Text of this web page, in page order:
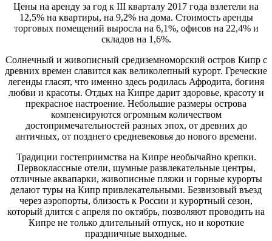
Цены на аренду за год к III кварталу 2017 года взлетели на
12,5% на квартиры, на 9,2% на дома. Стоимость аренды
торговых помещений выросла на 6,1%, офисов на 22,4% и
складов на 1,6%.
Солнечный и живописный средиземноморский остров Кипр с
древних времен славится как великолепный курорт. Греческие
легенды гласят, что именно здесь родилась Афродита, богиня
любви и красоты. Отдых на Кипре дарит здоровье, красоту и
прекрасное настроение. Небольшие размеры острова
компенсируются огромным количеством
достопримечательностей разных эпох, от древних до
античных, от позднего средневековья до нового времени.
Традиции гостеприимства на Кипре необычайно крепки.
Первоклассные отели, шумные развлекательные центры,
отличные аквапарки, живописные пляжи и горные курорты
делают туры на Кипр привлекательными. Безвизовый въезд
через аэропорты, близость к России и курортный сезон,
который длится с апреля по октябрь, позволяют проводить на
Кипре не только длительный отпуск, но и короткие
праздничные выходные.